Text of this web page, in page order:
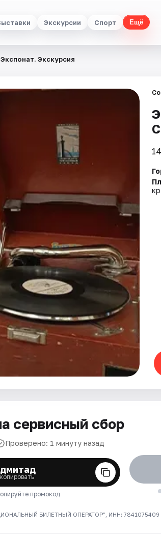
Экскурсии Спорт Ещё
Экспонат. Экскурсия
сервисный сбор
Проверено: 1 минуту назад
промокод
БИЛЕТНЫЙ ОПЕРАТОР", ИНН: 7841075409